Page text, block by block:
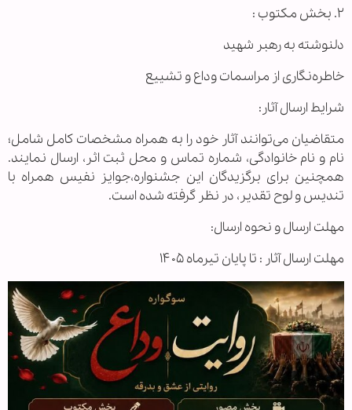
۲. بخش مکتوب :
دلنوشته به رهبر شهید
خاطره‌نگاری از مراسمات وداع و تشییع
شرایط ارسال آثار:
متقاضیان می‌توانند آثار خود را به همراه مشخصات کامل شامل؛
نام و نام خانوادگی، شماره تماس و محل ثبت اثر، ارسال نمایند.
همچنین برای برگزیدگان این جشنواره،جوایز نفیس همراه با
تندیس و لوح تقدیر، در نظر گرفته شده است.
مهلت ارسال و نحوه ارسال:
مهلت ارسال آثار : تا پایان تیرماه ۱۴۰۵